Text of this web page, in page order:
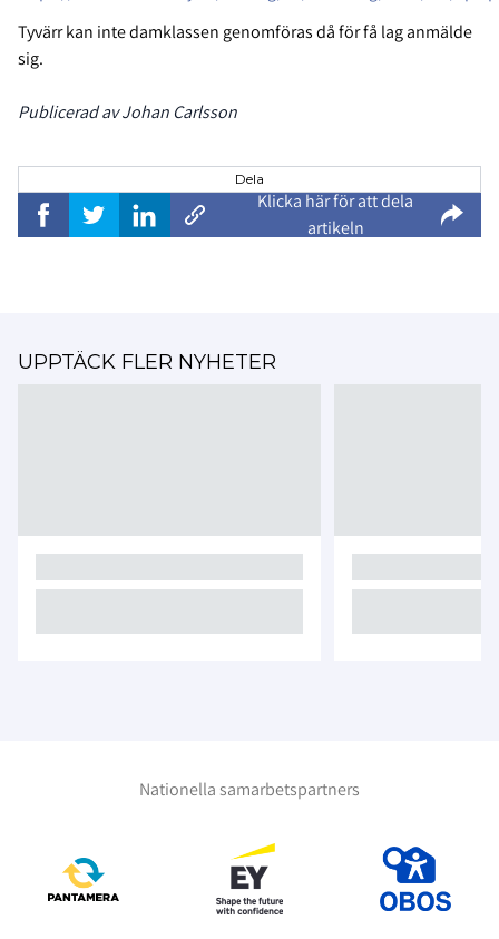
Tyvärr kan inte damklassen genomföras då för få lag anmälde
sig.
Publicerad av Johan Carlsson
Dela
Klicka här för att dela
artikeln
UPPTÄCK FLER NYHETER
Nationella samarbetspartners